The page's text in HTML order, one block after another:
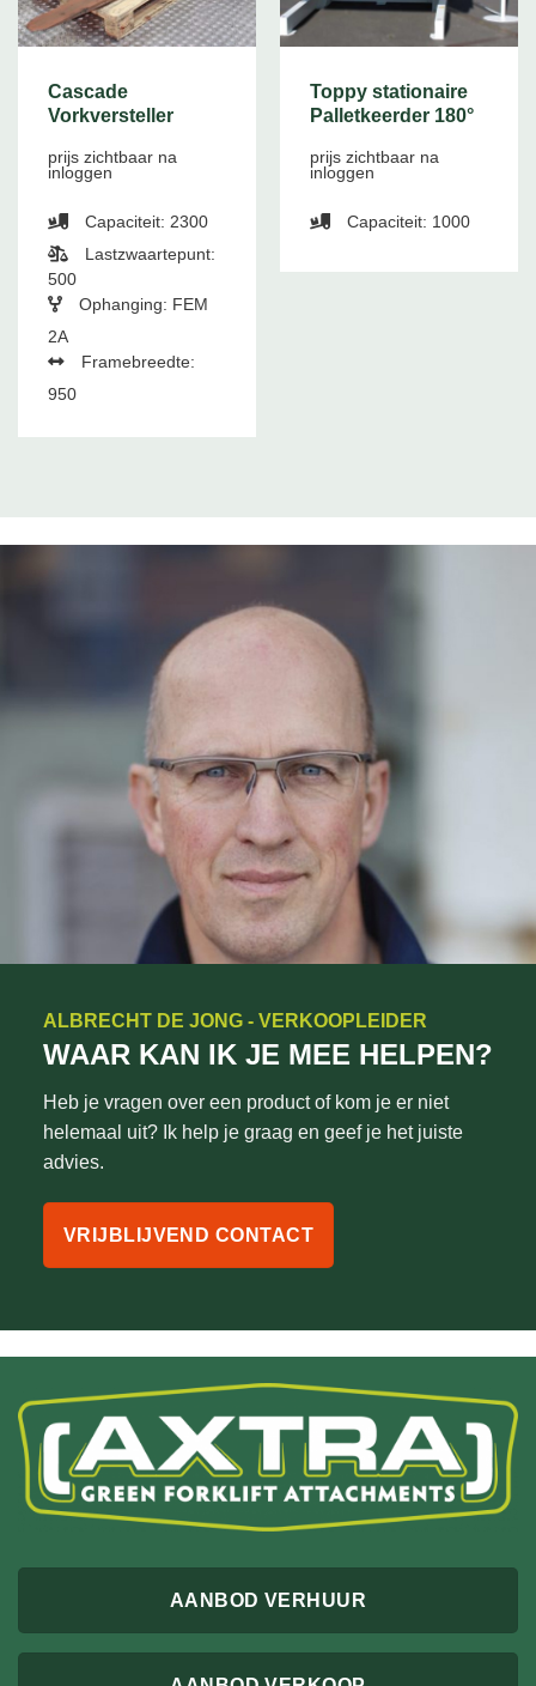
Cascade
Vorkversteller
prijs zichtbaar na
inloggen
Capaciteit: 2300
Lastzwaartepunt:
500
Ophanging: FEM
2A
Framebreedte:
950
Toppy stationaire
Palletkeerder 180°
prijs zichtbaar na
inloggen
Capaciteit: 1000
ALBRECHT DE JONG - VERKOOPLEIDER
WAAR KAN IK JE MEE HELPEN?
Heb je vragen over een product of kom je er niet
helemaal uit? Ik help je graag en geef je het juiste
advies.
VRIJBLIJVEND CONTACT
AANBOD VERHUUR